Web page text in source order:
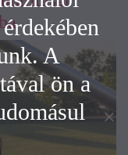
A
ön a